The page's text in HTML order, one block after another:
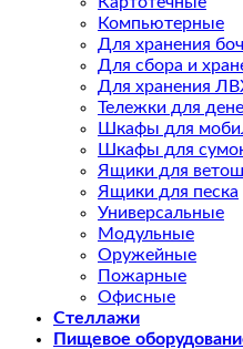
Компьютерные
Для хранения
Для сбора и
Для хранения
Тележки для
Шкафы для
Шкафы для
Ящики для
Ящики для песка
Универсальные
Модульные
Оружейные
Пожарные
Офисные
Стеллажи
Пищевое